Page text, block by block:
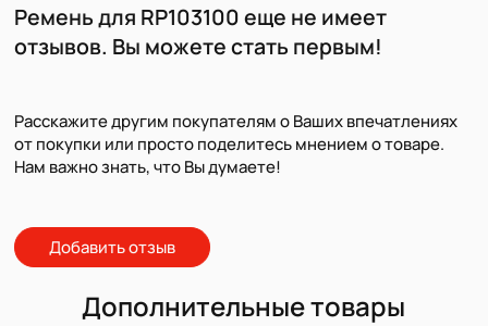
Ремень для RP103100 еще не имеет
отзывов. Вы можете стать первым!
Расскажите другим покупателям о Ваших впечатлениях
от покупки или просто поделитесь мнением о товаре.
Нам важно знать, что Вы думаете!
Добавить отзыв
Дополнительные товары